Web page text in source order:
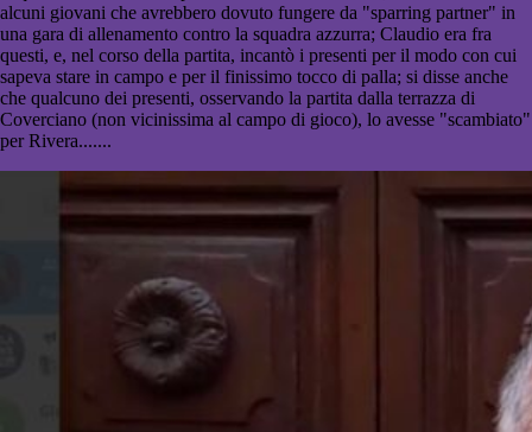
alcuni giovani che avrebbero dovuto fungere da "sparring partner" in
una gara di allenamento contro la squadra azzurra; Claudio era fra
questi, e, nel corso della partita, incantò i presenti per il modo con cui
sapeva stare in campo e per il finissimo tocco di palla; si disse anche
che qualcuno dei presenti, osservando la partita dalla terrazza di
Coverciano (non vicinissima al campo di gioco), lo avesse "scambiato"
per Rivera.......